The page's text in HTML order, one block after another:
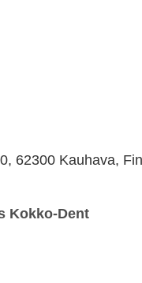
62300 Kauhava,
Kokko-Dent